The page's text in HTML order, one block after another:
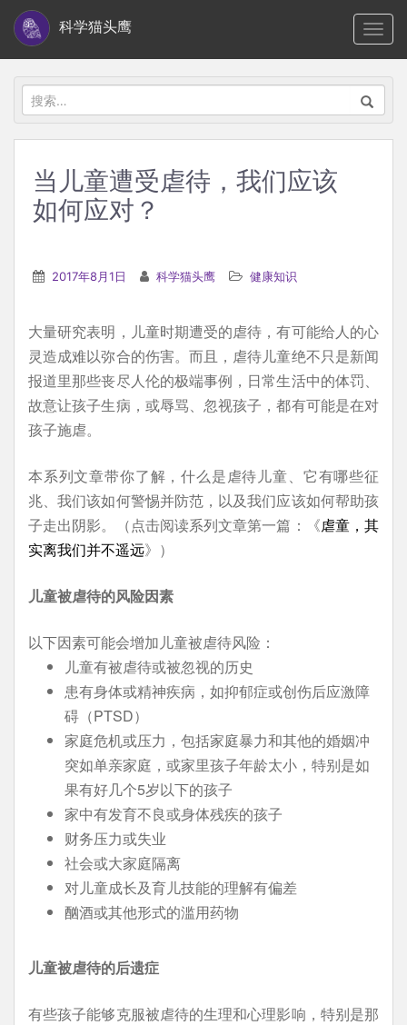
i
科学猫头鹰
搜
索：
当儿童遭受虐待，我们应该
如何应对？
2017年8月1日 科学猫头鹰 健康知识
大量研究表明，儿童时期遭受的虐待，有可能给人的心
灵造成难以弥合的伤害。而且，虐待儿童绝不只是新闻
报道里那些丧尽人伦的极端事例，日常生活中的体罚、
故意让孩子生病，或辱骂、忽视孩子，都有可能是在对
孩子施虐。
本系列文章带你了解，什么是虐待儿童、它有哪些征
兆、我们该如何警惕并防范，以及我们应该如何帮助孩
子走出阴影。（点击阅读系列文章第一篇：《虐童，其
实离我们并不遥远》）
儿童被虐待的风险因素
以下因素可能会增加儿童被虐待风险：
儿童有被虐待或被忽视的历史
患有身体或精神疾病，如抑郁症或创伤后应激障
碍（PTSD）
家庭危机或压力，包括家庭暴力和其他的婚姻冲
突如单亲家庭，或家里孩子年龄太小，特别是如
果有好几个5岁以下的孩子
家中有发育不良或身体残疾的孩子
财务压力或失业
社会或大家庭隔离
对儿童成长及育儿技能的理解有偏差
酗酒或其他形式的滥用药物
儿童被虐待的后遗症
有些孩子能够克服被虐待的生理和心理影响，特别是那